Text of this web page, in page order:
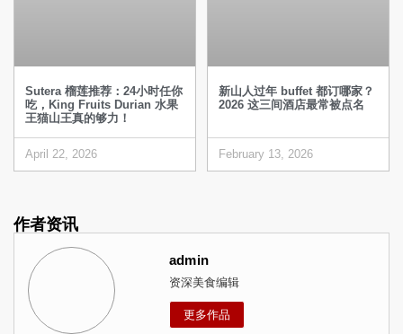
Sutera 榴莲推荐：24小时任你
吃，King Fruits Durian 水果
王猫山王真的够力！
April 22, 2026
新山人过年 buffet 都订哪家？
2026 这三间酒店最常被点名
February 13, 2026
作者资讯
admin
资深美食编辑
更多作品